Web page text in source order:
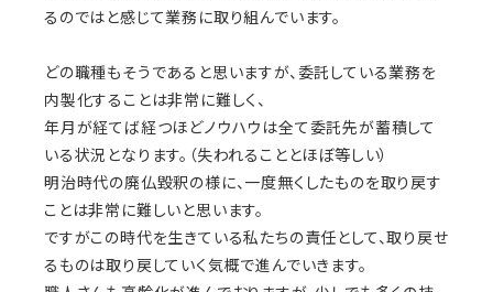
るのではと感じて業務に取り組んでいます。
どの職種もそうであると思いますが、委託している業務を
内製化することは非常に難しく、
年月が経てば経つほどノウハウは全て委託先が蓄積して
いる状況となります。（失われることとほぼ等しい）
明治時代の廃仏毀釈の様に、一度無くしたものを取り戻す
ことは非常に難しいと思います。
ですがこの時代を生きている私たちの責任として、取り戻せ
るものは取り戻していく気概で進んでいきます。